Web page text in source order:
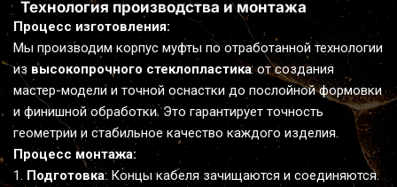
  Технология производства и монтажа
Процесс изготовления:
Мы производим корпус муфты по отработанной технологии
из высокопрочного стеклопластика: от создания
мастер-модели и точной оснастки до послойной формовки
и финишной обработки. Это гарантирует точность
геометрии и стабильное качество каждого изделия.
Процесс монтажа:
Подготовка: Концы кабеля зачищаются и соединяются.